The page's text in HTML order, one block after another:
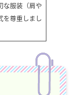
な服装（肩や
を尊重しまし